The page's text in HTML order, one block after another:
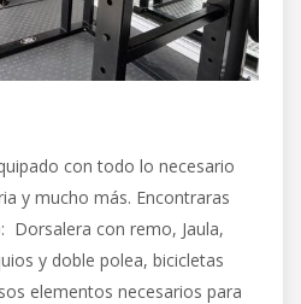
con todo lo necesario
y mucho más. Encontraras
Dorsalera con remo, Jaula,
y doble polea, bicicletas
elementos necesarios para